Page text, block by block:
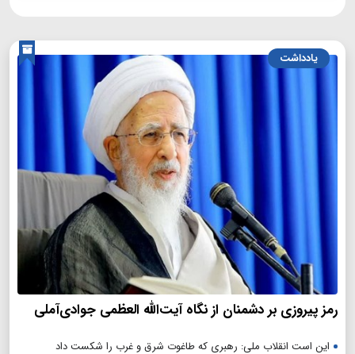
یادداشت
رمز پیروزی بر دشمنان از نگاه آیت‌الله العظمی جوادی‌آملی
این است انقلاب ملی: رهبری که طاغوت شرق و غرب را شکست داد